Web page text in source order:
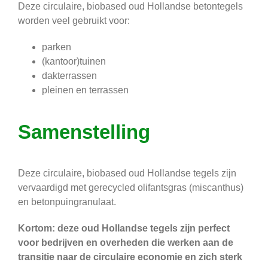
Deze circulaire, biobased oud Hollandse betontegels
worden veel gebruikt voor:
parken
(kantoor)tuinen
dakterrassen
pleinen en terrassen
Samenstelling
Deze circulaire, biobased oud Hollandse tegels zijn
vervaardigd met gerecycled olifantsgras (miscanthus)
en betonpuingranulaat.
Kortom: deze oud Hollandse tegels zijn perfect
voor bedrijven en overheden die werken aan de
transitie naar de circulaire economie en zich sterk